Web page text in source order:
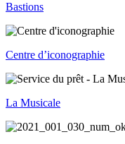
Bastions
Centre d’iconographie
La Musicale